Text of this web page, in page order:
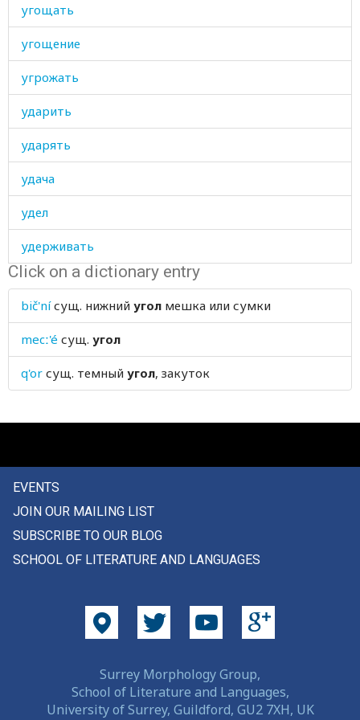
угощать
угощение
угрожать
ударить
ударять
удача
удел
удерживать
удивление
удивляться
удила
удлинять
удобный
удобрять
удовлетворительный
удовольствие
Click on a dictionary entry
bič'ní сущ. нижний угол мешка или сумки
mecː'é сущ. угол
q'or сущ. темный угол, закуток
EVENTS
JOIN OUR MAILING LIST
SUBSCRIBE TO OUR BLOG
SCHOOL OF LITERATURE AND LANGUAGES
Surrey Morphology Group,
School of Literature and Languages,
University of Surrey, Guildford, GU2 7XH, UK